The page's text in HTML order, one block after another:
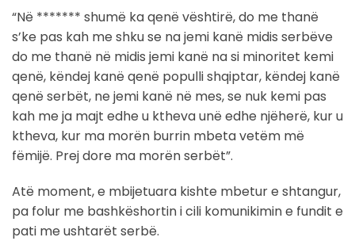
“Në ******* shumë ka qenë vështirë, do me thanë
s’ke pas kah me shku se na jemi kanë midis serbëve
do me thanë në midis jemi kanë na si minoritet kemi
qenë, këndej kanë qenë populli shqiptar, këndej kanë
qenë serbët, ne jemi kanë në mes, se nuk kemi pas
kah me ja majt edhe u ktheva unë edhe njëherë, kur u
ktheva, kur ma morën burrin mbeta vetëm më
fëmijë. Prej dore ma morën serbët”.
Atë moment, e mbijetuara kishte mbetur e shtangur,
pa folur me bashkëshortin i cili komunikimin e fundit e
pati me ushtarët serbë.